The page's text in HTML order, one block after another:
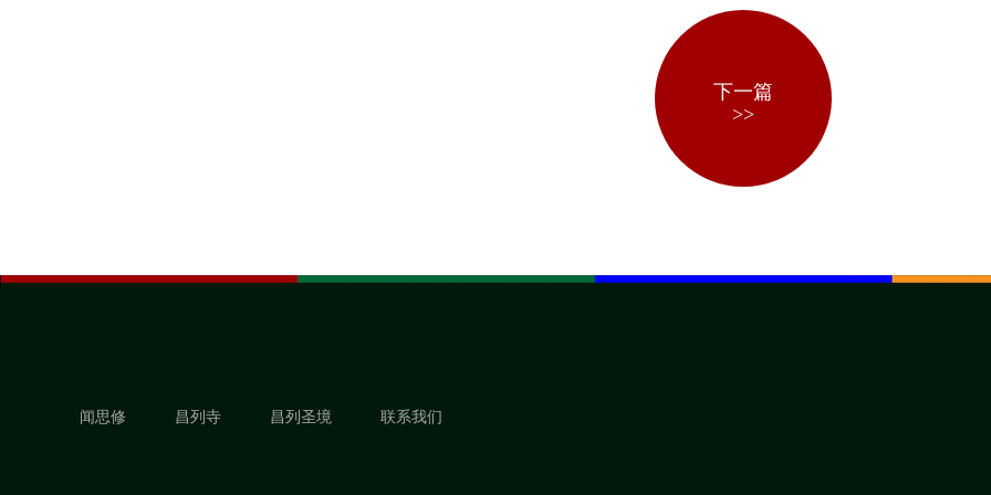
下一篇
>>
闻思修 昌列寺 昌列圣境 联系我们